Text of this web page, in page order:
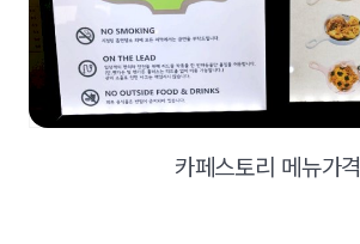
카페스토리 메뉴가격